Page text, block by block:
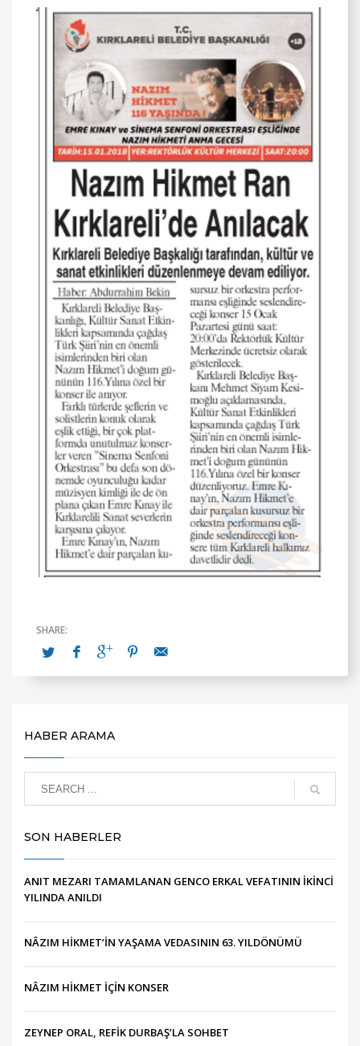
HABER ARAMA
SON HABERLER
ANIT MEZARI TAMAMLANAN GENCO ERKAL VEFATININ İKİNCİ
YILINDA ANILDI
NÂZIM HİKMET’İN YAŞAMA VEDASININ 63. YILDÖNÜMÜ
NÂZIM HİKMET İÇİN KONSER
ZEYNEP ORAL, REFİK DURBAŞ’LA SOHBET